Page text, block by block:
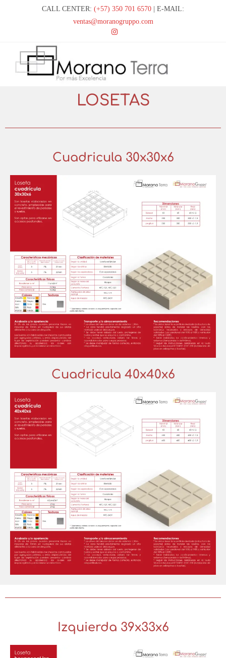
CALL CENTER: (+57) 350 701 6570 | E-MAIL:
ventas@moranogruppo.com
LOSETAS
Cuadricula 30x30x6
Cuadricula 40x40x6
Izquierda 39x33x6